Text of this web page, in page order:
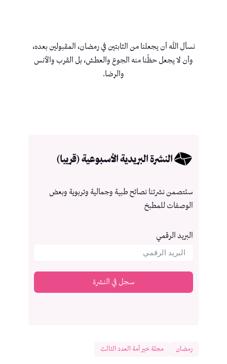
نسأل الله أن يجعلنا من الثابتين في رمضان، المقبولين بعده،
وأن لا يجعل حظّنا منه الجوع والعطش، بل القرب والأنس
والرضا.
النشرة البريدية الأسبوعية (قريبا)
ستتصمن نشرتنا نصائح طبية وجمالية وتربوية وبعض
الوصفات للمطبخ
البريد الرقمي
سجل في النشرة
رمضان مجلة خير أمة العدد الثالث